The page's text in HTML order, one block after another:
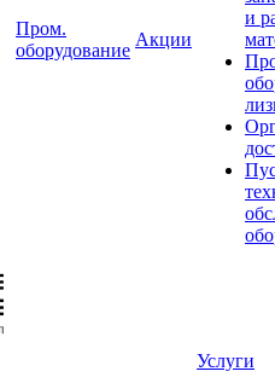
Пром.
оборудование
Акции
и
Услуги